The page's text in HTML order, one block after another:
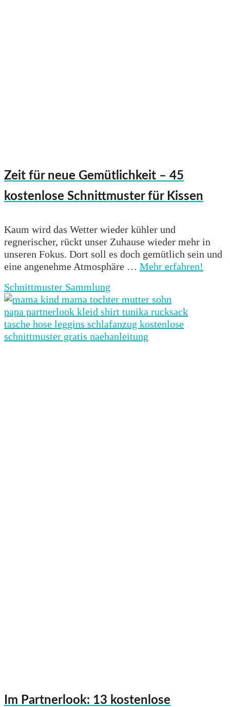
Zeit für neue Gemütlichkeit – 45
kostenlose Schnittmuster für Kissen
Kaum wird das Wetter wieder kühler und
regnerischer, rückt unser Zuhause wieder mehr in
unseren Fokus. Dort soll es doch gemütlich sein und
eine angenehme Atmosphäre … Mehr erfahren!
Schnittmuster Sammlung
Im Partnerlook: 13 kostenlose